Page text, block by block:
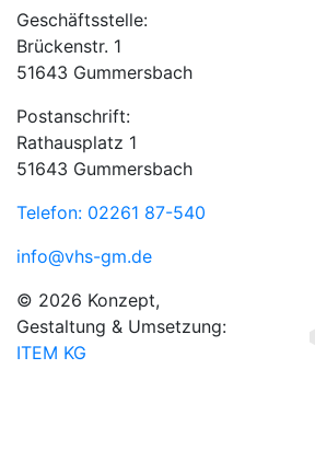
Geschäftsstelle:
Brückenstr. 1
51643 Gummersbach
Postanschrift:
Rathausplatz 1
51643 Gummersbach
Telefon: 02261 87-540
info@vhs-gm.de
© 2026 Konzept,
Gestaltung & Umsetzung:
ITEM KG